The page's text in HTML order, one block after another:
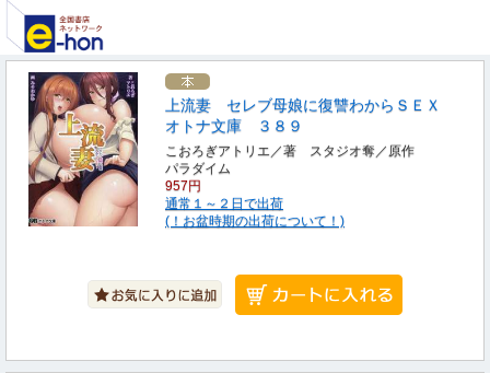
上流妻 セレブ母娘に復讐わからＳＥＸ
オトナ文庫 ３８９
こおろぎアトリエ／著 スタジオ奪／原作
パラダイム
957円
通常１～２日で出荷
(！お盆時期の出荷について！)